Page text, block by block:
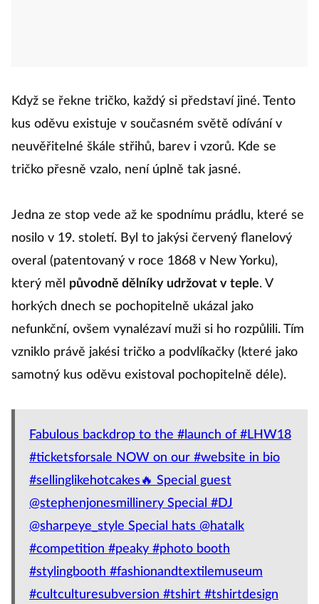
Když se řekne tričko, každý si představí jiné. Tento
kus oděvu existuje v současném světě odívání v
neuvěřitelné škále střihů, barev i vzorů. Kde se
tričko přesně vzalo, není úplně tak jasné.
Jedna ze stop vede až ke spodnímu prádlu, které se
nosilo v 19. století. Byl to jakýsi červený flanelový
overal (patentovaný v roce 1868 v New Yorku),
který měl původně dělníky udržovat v teple. V
horkých dnech se pochopitelně ukázal jako
nefunkční, ovšem vynalézaví muži si ho rozpůlili. Tím
vzniklo právě jakési tričko a podvlíkačky (které jako
samotný kus oděvu existoval pochopitelně déle).
Fabulous backdrop to the #launch of #LHW18
#ticketsforsale NOW on our #website in bio
#sellinglikehotcakes🔥 Special guest
@stephenjonesmillinery Special #DJ
@sharpeye_style Special hats @hatalk
#competition #peaky #photo booth
#stylingbooth #fashionandtextilemuseum
#cultculturesubversion #tshirt #tshirtdesign